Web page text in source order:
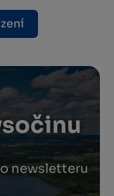
newsletteru